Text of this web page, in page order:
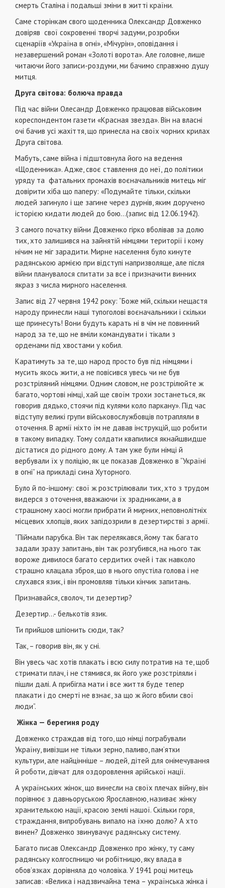
смерть Сталіна і подальші зміни в житті країни.
Саме сторінкам свого щоденника Олександр Довженко
довіряв свої сокровенні творчі задуми, розробки
сценаріїв «Україна в огні», «Мічурін», оповідання і
незавершений роман «Золоті ворота». Але головне, лише
читаючи його записи-роздуми, ми бачимо справжню душу
митця.
Друга світова: болюча правда
Під час війни Олесандр Довженко працював військовим
кореспондентом газети «Красная звезда». Він на власні
очі бачив усі жахіття, що принесла на своїх чорних крилах
Друга світова.
Мабуть, саме війна і підштовнула його на ведення
«Щоденника». Адже, своє ставлення до неї, до політики
уряду та фатальних промахів воєначальників митець міг
довірити хіба що паперу: «Подумайте тільки, скільки
людей загинуло і ще загине через дурнів, яким доручено
історією кидати людей до бою…(запис від 12.06.1942).
З самого початку війни Довженко гірко вболівав за долю
тих, хто залишився на зайнятій німцями території і кому
нічим не міг зарадити. Мирне населення було кинуте
радянською армією при відступі напризволяще, але після
війни планувалося спитати за все і призначити винних
якраз з числа мирного населення.
Запис від 27 червня 1942 року: “Боже мій, скільки нещастя
народу принесли наші тупоголові воєначальники і скільки
ще принесуть! Вони будуть карать ні в чім не повинний
народ за те, що не вміли командувати і тікали з
орденами під хвостами у кобил.
Каратимуть за те, що народ просто був під німцями і
мусить якось жити, а не повісився увесь чи не був
розстріляний німцями. Одним словом, не розстрілюйте ж
багато, чортові німці, хай ще своїм трохи зостанеться, як
говорив дядько, стоячи під кулями коло паркану». Під час
відступу великі групи військовослужбовців потрапляли в
оточення. В армії ніхто їм не давав інструкцій, що робити
в такому випадку. Тому солдати квапилися якнайшвидше
дістатися до рідного дому. А там уже були німці й
вербували їх у поліцію, як це показав Довженко в “Україні
в огні” на прикладі сина Хуторного.
Було й по-іншому: свої ж розстрілювали тих, хто з трудом
видерся з оточення, вважаючи їх зрадниками, а в
страшному хаосі могли прибрати й мирних, неповнолітніх
місцевих хлопців, яких запідозрили в дезертирстві з армії.
“Піймали парубка. Він так перелякався, йому так багато
задали зразу запитань, він так розгубився, на нього так
вороже дивилося багато сердитих очей і так навколо
страшно клацала зброя, що в нього опустіла голова і не
слухався язик, і він промовляв тільки кінчик запитань.
Признавайся, сволоч, ти дезертир?
Дезертир…- белькотів язик.
Ти прийшов шпіонить сюди, так?
Так, – говорив він, як у сні.
Він увесь час хотів плакать і всю силу потратив на те, щоб
стримати плач, і не стямився, як його уже розстріляли і
пішли далі. А прибігла мати і все життя буде тепер
плакати і до смерті не взнає, за що ж його вбили свої
люди”.
Жінка — берегиня роду
Довженко страждав від того, що німці пограбували
Україну, вивізши не тільки зерно, паливо, пам’ятки
культури, але найцінніше – людей, дітей для онімечування
й роботи, дівчат для оздоровлення арійської нації.
А українських жінок, що винесли на своїх плечах війну, він
порівнює з давньоруською Ярославною, називає жінку
хранителькою нації, красою землі нашої. Скільки горя,
страждання, випробувань випало на їхню долю? А хто
винен? Довженко звинувачує радянську систему.
Багато писав Олександр Довженко про жінку, ту саму
радянську колгоспницю чи робітницю, яку влада в
обов’язках дорівняла до чоловіка. У 1941 році митець
записав: «Велика і надзвичайна тема – українська жінка і